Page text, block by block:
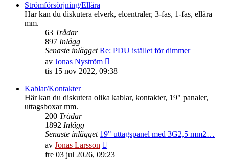
inlägget
Strömförsörjning/Ellära
Har kan du diskutera elverk, elcentraler, 3-fas, 1-fas, ellära
mm.
63 Trådar
897 Inlägg
Senaste inlägget Re: PDU istället för dimmer
av Jonas Nyström
till
inlägget
tis 15 nov 2022, 09:38
Kablar/Kontakter
Här kan du diskutera olika kablar, kontakter, 19" panaler,
uttagsboxar mm.
200 Trådar
1892 Inlägg
Senaste inlägget 19" uttagspanel med 3G2,5 mm2…
av Jonas Larsson
till
fre 03 jul 2026, 09:23